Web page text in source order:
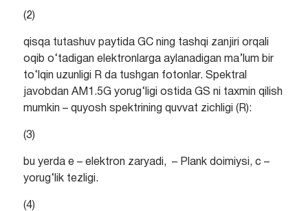
(2)
qisqa tutashuv paytida GC ning tashqi zanjiri orqali
oqib o‘tadigan elektronlarga aylanadigan ma’lum bir
to‘lqin uzunligi R da tushgan fotonlar. Spektral
javobdan AM1.5G yorug‘ligi ostida GS ni taxmin qilish
mumkin – quyosh spektrining quvvat zichligi (R):
(3)
bu yerda e – elektron zaryadi, – Plank doimiysi, c –
yorug‘lik tezligi.
(4)